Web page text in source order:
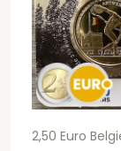
2,50 Euro